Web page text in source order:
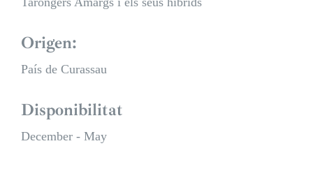
Origen:
País de Curassau
Disponibilitat
December - May